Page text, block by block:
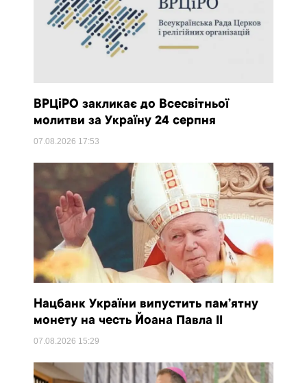
ВРЦіРО закликає до Всесвітньої
молитви за Україну 24 серпня
07.08.2026 17:53
Нацбанк України випустить пам’ятну
монету на честь Йоана Павла II
07.08.2026 15:29